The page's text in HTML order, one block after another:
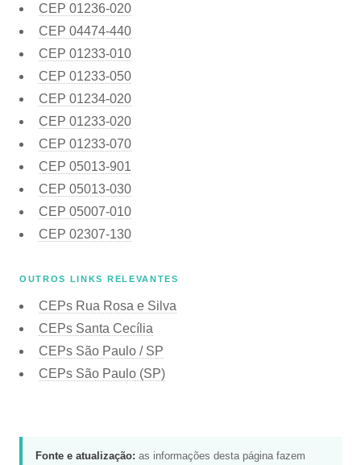
CEP 01236-020
CEP 04474-440
CEP 01233-010
CEP 01233-050
CEP 01234-020
CEP 01233-020
CEP 01233-070
CEP 05013-901
CEP 05013-030
CEP 05007-010
CEP 02307-130
OUTROS LINKS RELEVANTES
CEPs Rua Rosa e Silva
CEPs Santa Cecília
CEPs São Paulo / SP
CEPs São Paulo (SP)
Fonte e atualização: as informações desta página fazem